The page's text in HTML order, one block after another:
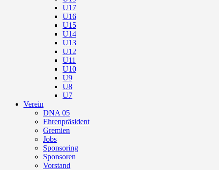
U17
U16
U15
U14
U13
U12
U11
U10
U9
U8
U7
Verein
DNA 05
Ehrenpräsident
Gremien
Jobs
Sponsoring
Sponsoren
Vorstand